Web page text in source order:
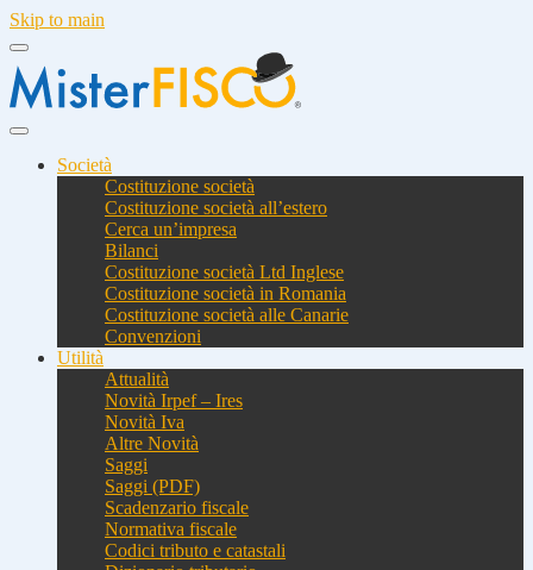
Skip to main
Società
Costituzione società
Costituzione società all’estero
Cerca un’impresa
Bilanci
Costituzione società Ltd Inglese
Costituzione società in Romania
Costituzione società alle Canarie
Convenzioni
Utilità
Attualità
Novità Irpef – Ires
Novità Iva
Altre Novità
Saggi
Saggi (PDF)
Scadenzario fiscale
Normativa fiscale
Codici tributo e catastali